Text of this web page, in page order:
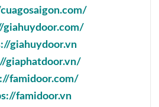
giahuydoor.com/
giahuydoor.vn
giaphatdoor.vn/
famidoor.com/
famidoor.vn